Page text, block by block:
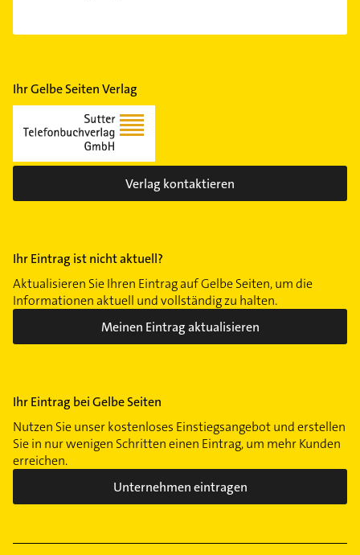
Ihr Gelbe Seiten Verlag
Verlag kontaktieren
Ihr Eintrag ist nicht aktuell?
Aktualisieren Sie Ihren Eintrag auf Gelbe Seiten, um die
Informationen aktuell und vollständig zu halten.
Meinen Eintrag aktualisieren
Ihr Eintrag bei Gelbe Seiten
Nutzen Sie unser kostenloses Einstiegsangebot und erstellen
Sie in nur wenigen Schritten einen Eintrag, um mehr Kunden
erreichen.
Unternehmen eintragen